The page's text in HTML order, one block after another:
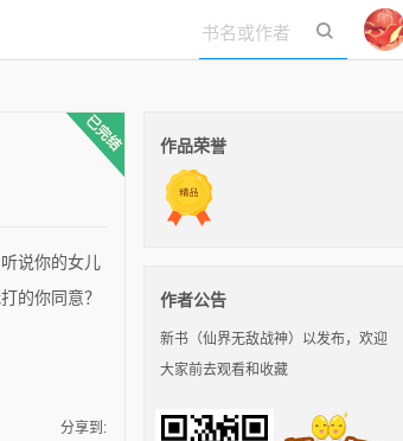
说你的女儿
的你同意？
分享到:
作品荣誉
作者公告
新书（仙界无敌战神）以发布，欢迎
大家前去观看和收藏